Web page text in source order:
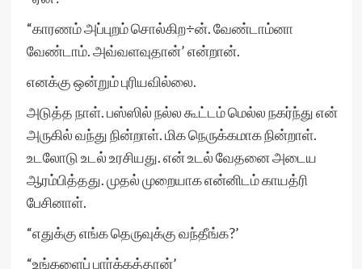
“காரணம் அப்புறம் சொல்கிற÷ன். வேண்டாம்னா
வேண்டாம். அவ்வளவுதான்’ என்றான்.
எனக்கு ஒன்றும் புரியவில்லை.
அடுத்த நாள். பஸ்ஸில் நல்ல கூட்டம் மெல்ல நகர்ந்து என்
அருகில் வந்து நின்றாள். மிக நெருக்கமாக நின்றாள்.
உடலோடு உடல் உரசியது. என் உடல் வேதனை அடைய
ஆரம்பித்தது. முதல் முறையாக என்னிடம் காயத்ரி
பேசினாள்.
“எதுக்கு எங்க தெருவுக்கு வந்தீங்க?’
“உங்களைப் பார்க்கத்தான்’